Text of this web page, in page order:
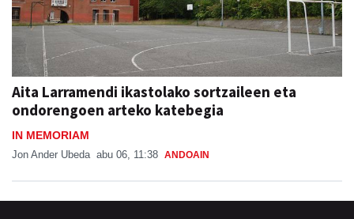
Aita Larramendi ikastolako sortzaileen eta
ondorengoen arteko katebegia
IN MEMORIAM
Jon Ander Ubeda abu 06, 11:38 ANDOAIN